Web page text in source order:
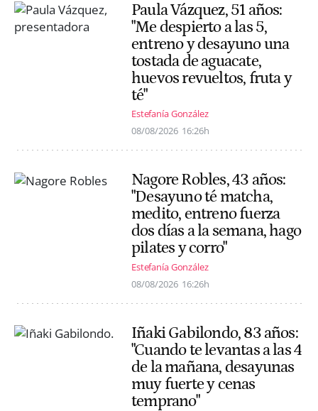
Paula Vázquez, 51 años:
"Me despierto a las 5,
entreno y desayuno una
tostada de aguacate,
huevos revueltos, fruta y
té"
Estefanía González
08/08/2026 16:26h
Nagore Robles, 43 años:
"Desayuno té matcha,
medito, entreno fuerza
dos días a la semana, hago
pilates y corro"
Estefanía González
08/08/2026 16:26h
Iñaki Gabilondo, 83 años:
"Cuando te levantas a las 4
de la mañana, desayunas
muy fuerte y cenas
temprano"